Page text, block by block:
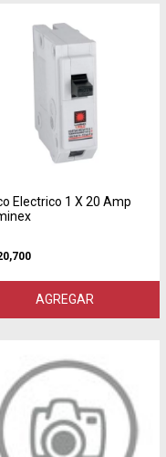
Electrico 1 X 20 Amp
AGREGAR